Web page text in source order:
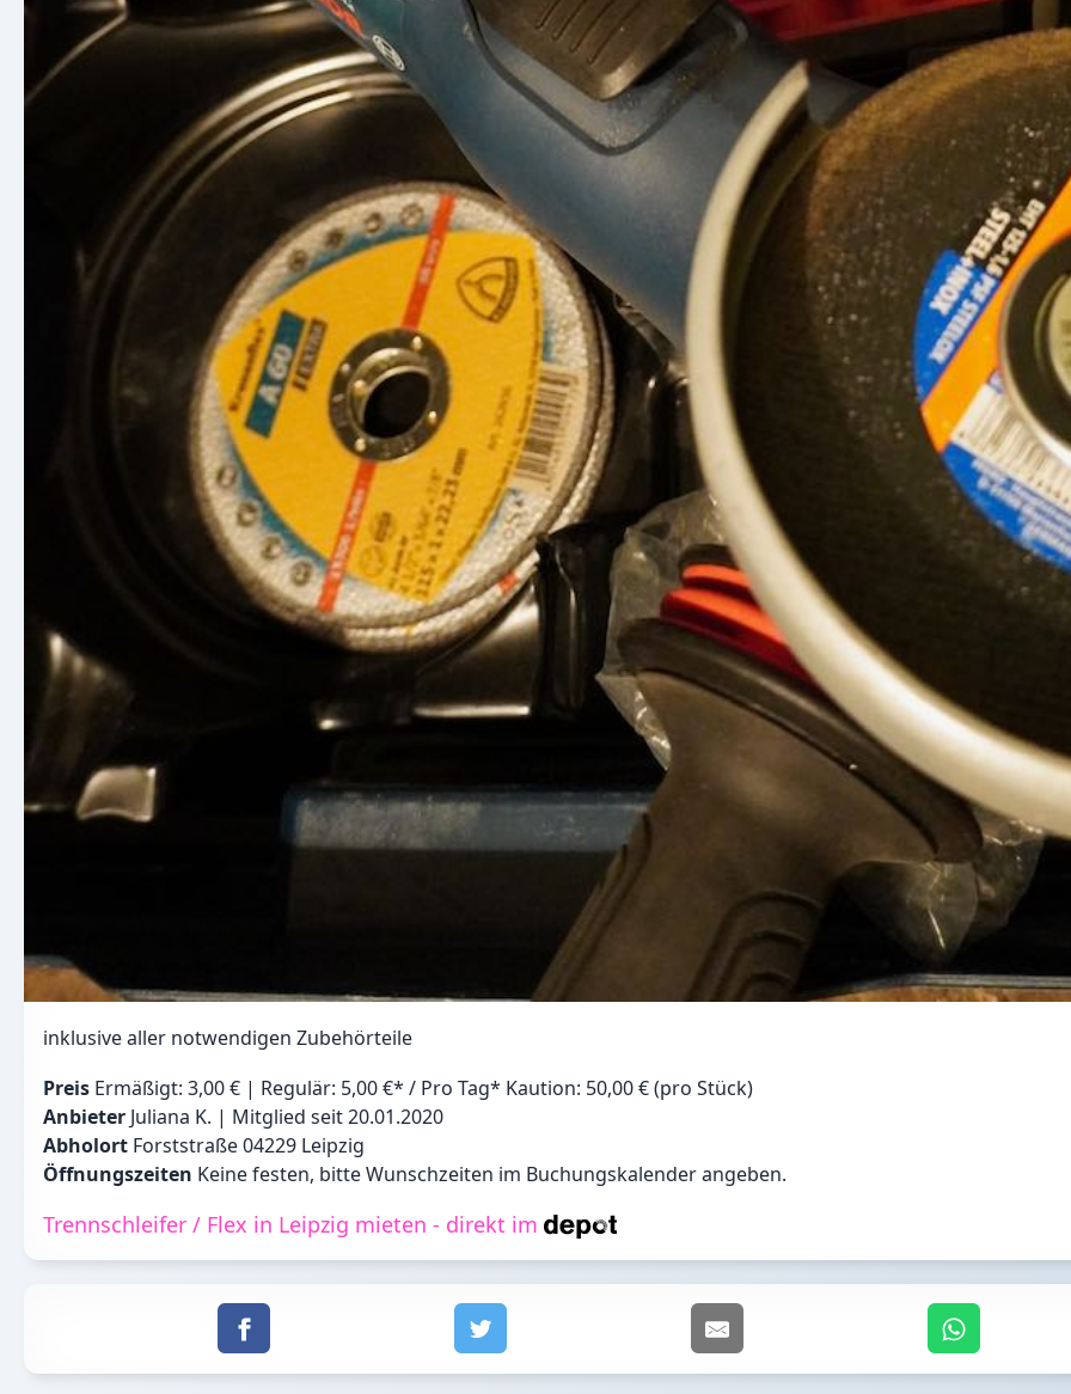
inklusive aller notwendigen Zubehörteile
Preis Ermäßigt: 3,00 € | Regulär: 5,00 €* / Pro Tag* Kaution: 50,00 € (pro Stück)
Anbieter Juliana K. | Mitglied seit 20.01.2020
Abholort Forststraße 04229 Leipzig
Öffnungszeiten Keine festen, bitte Wunschzeiten im Buchungskalender angeben.
Trennschleifer / Flex in Leipzig mieten - direkt im